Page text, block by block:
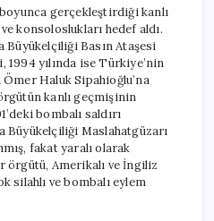
gerçekleştirdiği kanlı
konsoloslukları hedef aldı.
Büyükelçiliği Basın Ataşesi
yılında ise Türkiye’nin
Haluk Sipahioğlu’na
kanlı geçmişinin
bombalı saldırı
Maslahatgüzarı
fakat yaralı olarak
örgütü, Amerikalı ve İngiliz
silahlı ve bombalı eylem